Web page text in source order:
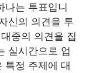
나는 투표입니
신의 의견을 투
중의 의견을 집
실시간으로 업
특정 주제에 대